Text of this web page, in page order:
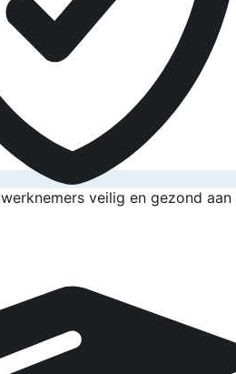
werknemers veilig en gezond aan